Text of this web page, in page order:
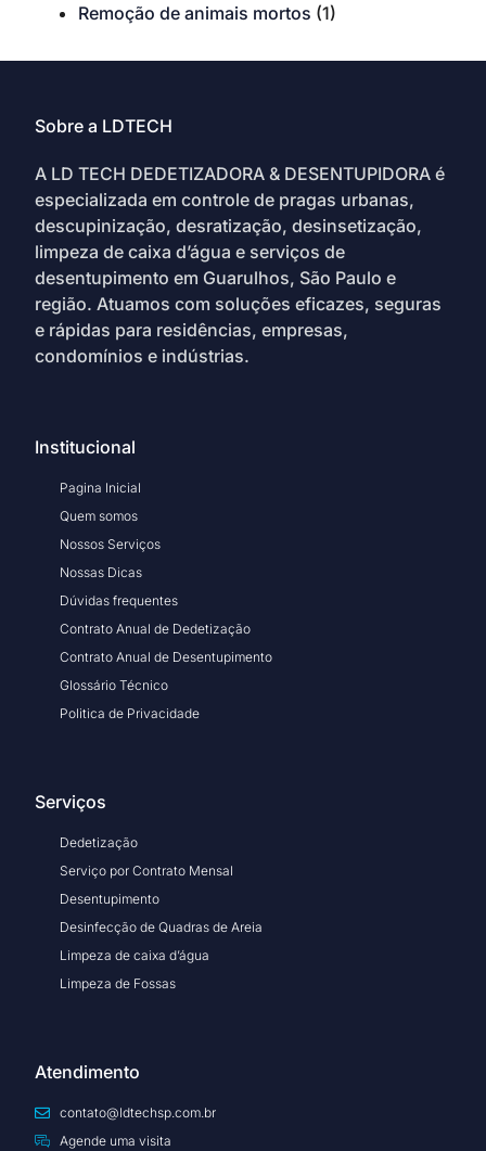
Remoção de animais mortos (1)
Sobre a LDTECH
A LD TECH DEDETIZADORA & DESENTUPIDORA é
especializada em controle de pragas urbanas,
descupinização, desratização, desinsetização,
limpeza de caixa d’água e serviços de
desentupimento em Guarulhos, São Paulo e
região. Atuamos com soluções eficazes, seguras
e rápidas para residências, empresas,
condomínios e indústrias.
Institucional
Pagina Inicial
Quem somos
Nossos Serviços
Nossas Dicas
Dúvidas frequentes
Contrato Anual de Dedetização
Contrato Anual de Desentupimento
Glossário Técnico
Politica de Privacidade
Serviços
Dedetização
Serviço por Contrato Mensal
Desentupimento
Desinfecção de Quadras de Areia
Limpeza de caixa d’água
Limpeza de Fossas
Atendimento
contato@ldtechsp.com.br
Agende uma visita